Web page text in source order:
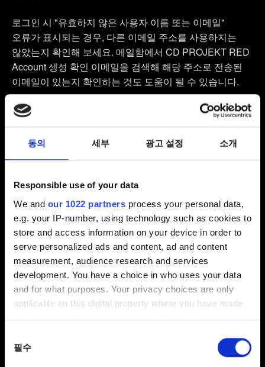
동의 세부 광고 설정 소개
Responsible use of your data
We and our 1022 partners process your personal data,
e.g. your IP-number, using technology such as cookies to
store and access information on your device in order to
serve personalized ads and content, ad and content
measurement, audience research and services
development. You have a choice in who uses your data
and for what purposes. Your privacy choices are only
applicable on this digital property where you have made
your choices. You can change or withdraw your consent
the Privacy trigger icon.
선택
필수
로그인 시 "유효하지 않은 사용자 이름 또는 이메일"
오류가 표시되는 경우, 다른 이메일 주소를 사용하지는
않았는지 확인해 보세요. 메일함에서 CD PROJEKT RED
Account 생성 확인 이메일을 검색해 해당 주소로 전송된
이메일이 있는지 확인하는 것도 도움이 될 수 있습니다.
보안 코드를 입력할 때 "유효하지 않거나 만료된 보안
코드입니다. 보안 코드가 올바른지 확인하고 다시 시도해
주세요"라는 오류가 표시되면, 메일함에 온 최신 코드를
작동하지 않는 경우, "새로운 코드 전송" 버튼을 클릭하고
다시 시도하세요.
보안 코드가 도착하지 않는 경우:
CD 프로젝트 레드 Account와 연결된 이메일의 받은
편지함을 확인하고, 입력한 이메일이 유효한지(오타가
없는지) 확인하세요.
스팸 폴더에 accounts@cdprojektred.com 이메일
주소에서 발송된 메시지가 있는지 확인하세요. 이 주소를
화이트리스트에 추가한 다음 새 코드를 요청하세요.
보안 코드는 해당 코드가 생성된 로그인 시도에서만